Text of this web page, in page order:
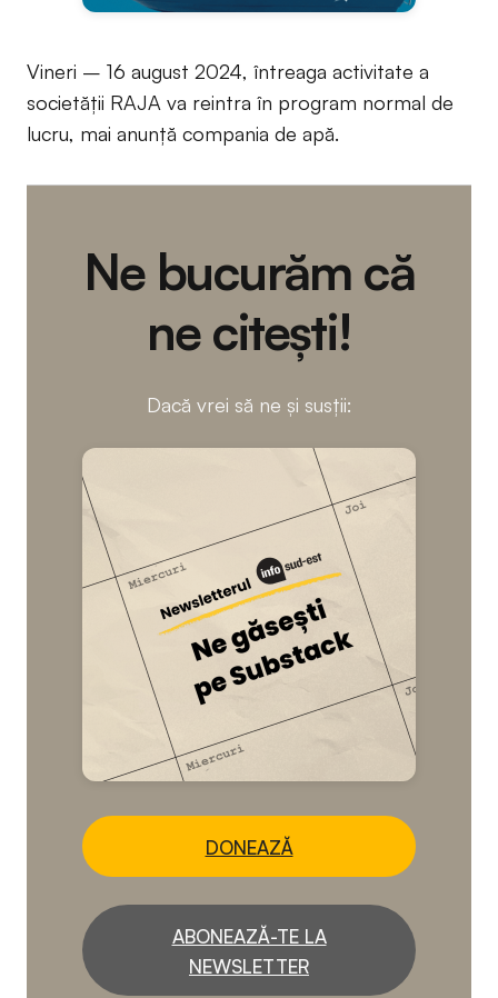
Vineri – 16 august 2024, întreaga activitate a
societății RAJA va reintra în program normal de
lucru, mai anunță compania de apă.
Ne bucurăm că
ne citești!
Dacă vrei să ne și susții:
DONEAZĂ
ABONEAZĂ-TE LA
NEWSLETTER